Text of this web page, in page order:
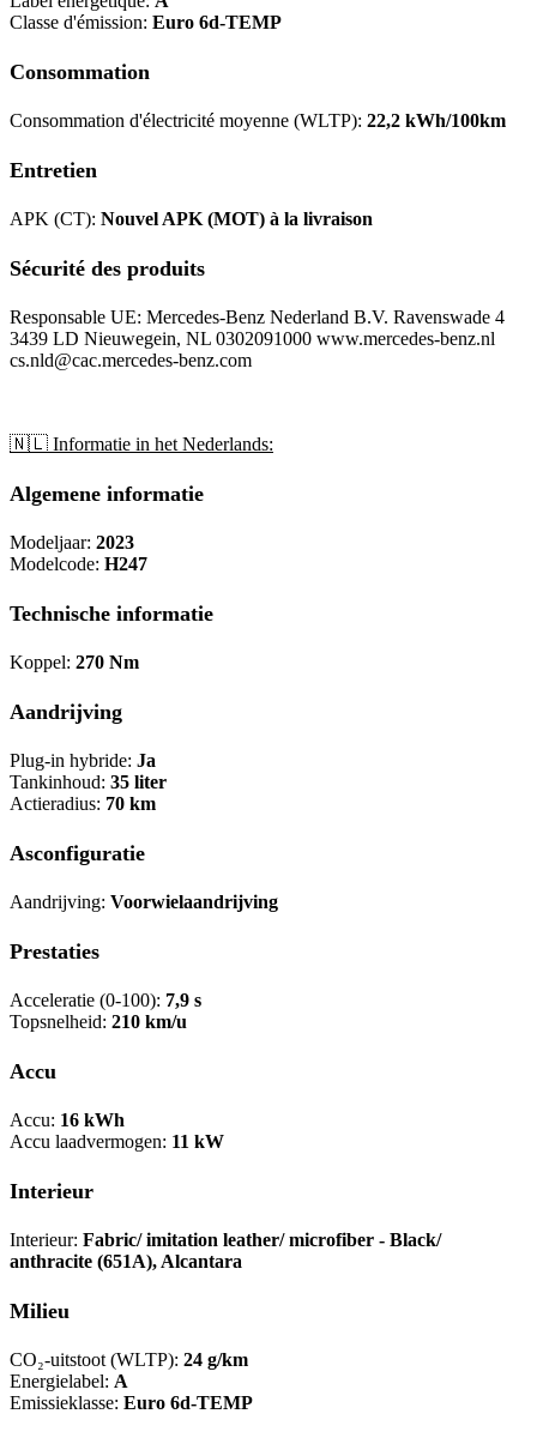
Classe d'émission: Euro 6d-TEMP
Consommation
Consommation d'électricité moyenne (WLTP): 22,2 kWh/100km
Entretien
APK (CT): Nouvel APK (MOT) à la livraison
Sécurité des produits
Responsable UE: Mercedes-Benz Nederland B.V. Ravenswade 4
3439 LD Nieuwegein, NL 0302091000 www.mercedes-benz.nl
cs.nld@cac.mercedes-benz.com
🇳🇱 Informatie in het Nederlands:
Algemene informatie
Modeljaar: 2023
Modelcode: H247
Technische informatie
Koppel: 270 Nm
Aandrijving
Plug-in hybride: Ja
Tankinhoud: 35 liter
Actieradius: 70 km
Asconfiguratie
Aandrijving: Voorwielaandrijving
Prestaties
Acceleratie (0-100): 7,9 s
Topsnelheid: 210 km/u
Accu
Accu: 16 kWh
Accu laadvermogen: 11 kW
Interieur
Interieur: Fabric/ imitation leather/ microfiber - Black/
anthracite (651A), Alcantara
Milieu
CO₂-uitstoot (WLTP): 24 g/km
Energielabel: A
Emissieklasse: Euro 6d-TEMP